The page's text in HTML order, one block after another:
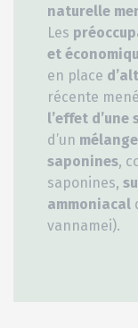
naturelle
Les
et
en place
récente
l’effet
d’un
saponines,
saponines,
ammoniacal
vannamei).